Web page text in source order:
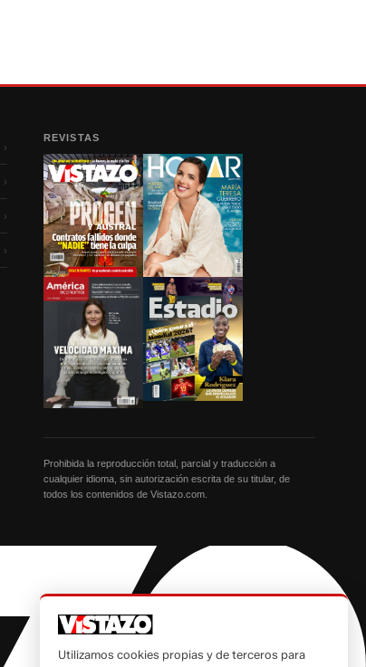
›
›
›
›
REVISTAS
Prohibida la reproducción total, parcial y traducción a
cualquier idioma, sin autorización escrita de su titular, de
todos los contenidos de Vistazo.com.
Utilizamos cookies propias y de terceros para